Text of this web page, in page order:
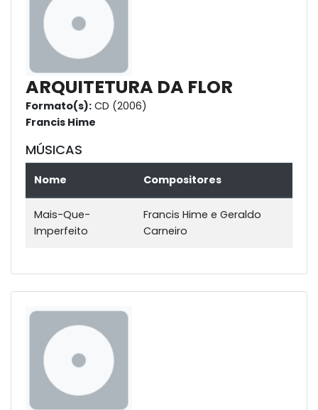
ARQUITETURA DA FLOR
Formato(s): CD (2006)
Francis Hime
MÚSICAS
Nome Compositores
Mais-Que-
Imperfeito
Francis Hime e Geraldo
Carneiro